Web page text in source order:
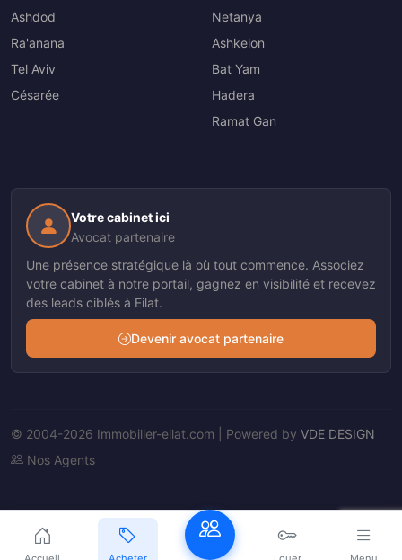
Ashdod
Ra'anana
Tel Aviv
Césarée
Netanya
Ashkelon
Bat Yam
Hadera
Ramat Gan
Votre cabinet ici
Avocat partenaire
Une présence stratégique là où tout commence. Associez
votre cabinet à notre portail, gagnez en visibilité et recevez
des leads ciblés à Eilat.
Devenir avocat partenaire
© 2004-2026 Immobilier-eilat.com | Powered by VDE DESIGN
Nos Agents